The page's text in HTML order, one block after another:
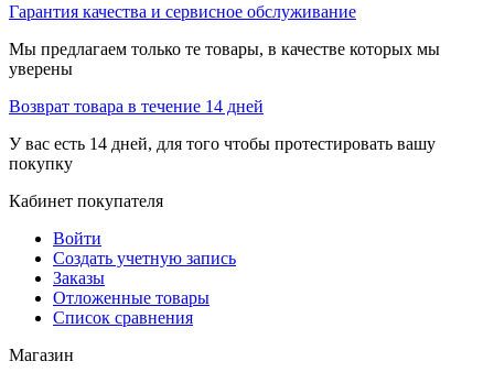
Гарантия качества и сервисное обслуживание
Мы предлагаем только те товары, в качестве которых мы
уверены
Возврат товара в течение 14 дней
У вас есть 14 дней, для того чтобы протестировать вашу
покупку
Кабинет покупателя
Войти
Создать учетную запись
Заказы
Отложенные товары
Список сравнения
Магазин